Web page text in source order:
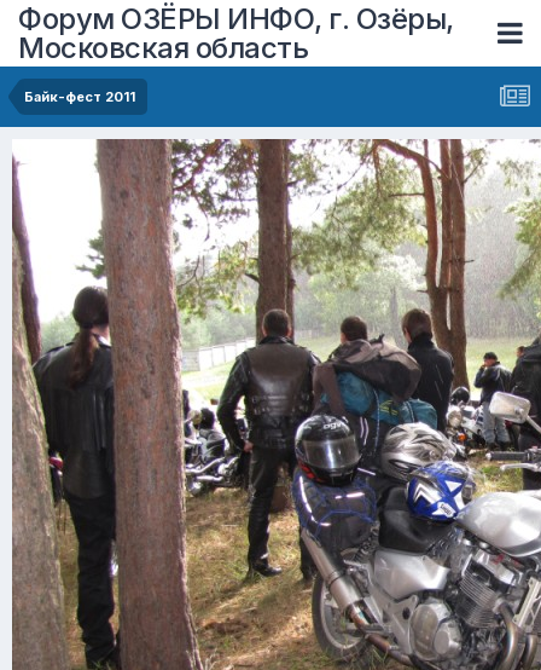
Форум ОЗЁРЫ ИНФО, г. Озёры,
Московская область
Байк-фест 2011